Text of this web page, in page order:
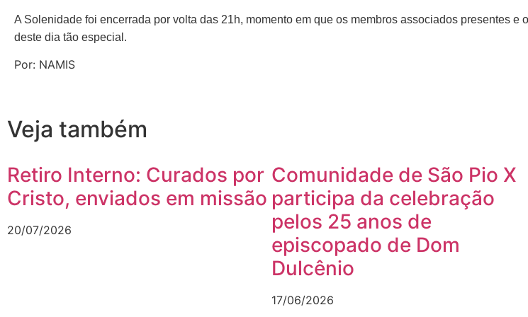
A Solenidade foi encerrada por volta das 21h, momento em que os membros associados presentes e
deste dia tão especial.
Por: NAMIS
Veja também
Retiro Interno: Curados por
Cristo, enviados em missão
20/07/2026
Comunidade de São Pio X
participa da celebração
pelos 25 anos de
episcopado de Dom
Dulcênio
17/06/2026